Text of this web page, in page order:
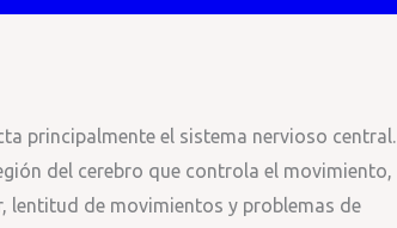
principalmente el sistema nervioso central.
del cerebro que controla el movimiento,
lentitud de movimientos y problemas de